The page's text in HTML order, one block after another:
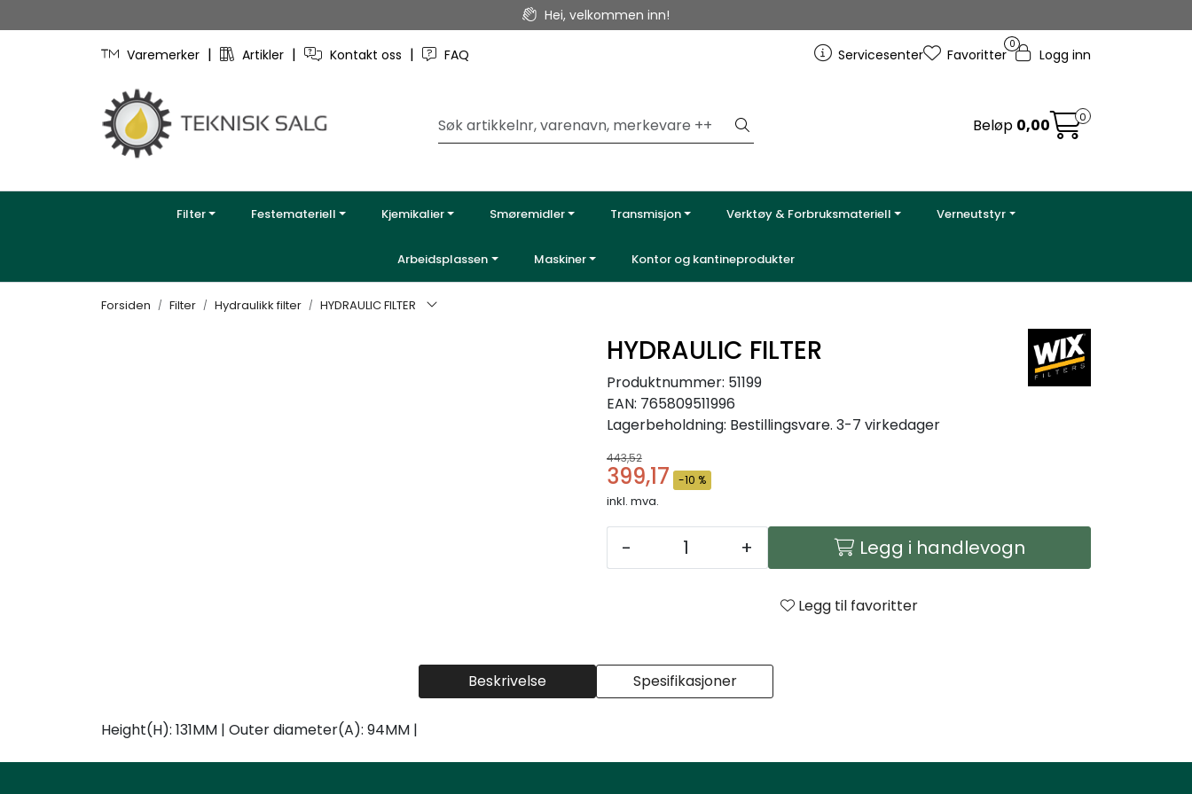
Hei, velkommen inn!
Varemerker | Artikler | Kontakt oss | FAQ Servicesenter
0
Favoritter Logg inn
Beløp 0,00 0
Filter Festemateriell Kjemikalier Smøremidler Transmisjon Verktøy & Forbruksmateriell Verneutstyr
Arbeidsplassen Maskiner Kontor og kantineprodukter
Forsiden Filter Hydraulikk filter HYDRAULIC FILTER
HYDRAULIC FILTER
Produktnummer: 51199
EAN: 765809511996
Lagerbeholdning: Bestillingsvare. 3-7 virkedager
443,52
399,17 -10 %
inkl. mva.
- + Legg i handlevogn
Legg til favoritter
Beskrivelse Spesifikasjoner
Height(H): 131MM | Outer diameter(A): 94MM |